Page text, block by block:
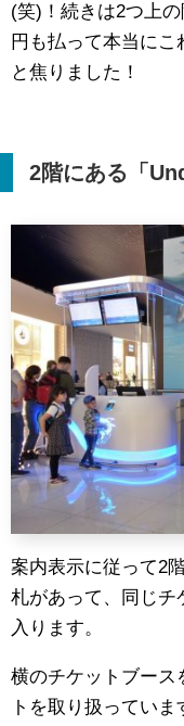
(笑)！続きは2つ上
円も払って本当に
と焦りました！
2階にある「
案内表示に従って2
札があって、同じチ
入ります。
横のチケットブース
トを取り扱ってい